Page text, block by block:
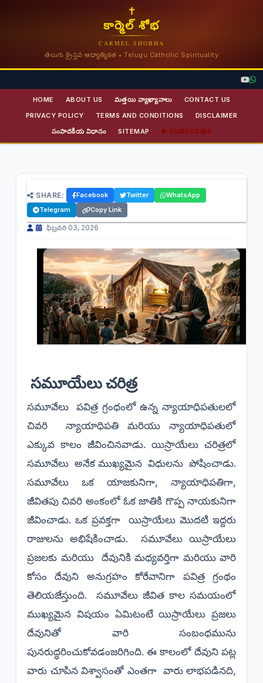
✝
కార్మెల్ శోభ
CARMEL SHOBHA
తెలుగు క్రైస్తవ ఆధ్యాత్మికత • Telugu Catholic Spirituality
HOME ABOUT US మత్తయి వ్యాఖ్యానాలు
CONTACT US
PRIVACY POLICY
TERMS AND CONDITIONS
DISCLAIMER
సంపాదకీయ విధానం
SITEMAP ▶ SUBSCRIBE
సమూయేలు జీవిత చరిత్ర | ప్రవక్త,
న్యాయాధిపతి జీవితం | కార్మెల్ శోభ
ఫిబ్రవరి 03, 2026
సమూయేలు చరిత్ర
సమూవేలు పవిత్ర గ్రంధంలో ఉన్న న్యాయాధిపతులలో
చివరి న్యాయాధిపతి మరియు న్యాయాధిపతులో
ఎక్కువ కాలం జీవించినవాడు. యిస్రాయేలు చరిత్రలో
సమూవేలు అనేక ముఖ్యమైన విధులను పోషించాడు.
సమూవేలు ఒక యాజకునిగా, న్యాయాధిపతిగా,
జీవితపు చివరి అంకంలో ఓక జాతికి గొప్ప నాయకునిగా
జీవించాడు. ఒక ప్రవక్తగా యిస్రాయేలు మొదటి ఇద్దరు
రాజులను అభిషేకించాడు. సమూవేలు యిస్రాయేలు
ప్రజలకు మరియు దేవునికి మధ్యవర్తిగా మరియు వారి
కోసం దేవుని అనుగ్రహం కోరేవానిగా పవిత్ర గ్రంథం
తెలియజేస్తుంది. సమూవేలు జీవిత కాల సమయంలో
ముఖ్యమైన విషయం ఏమిటంటే యిస్రాయేలు ప్రజలు
దేవునితో వారి సంబంధమును
పునరుద్ధరించుకోవడంజరిగింది. ఈ కాలంలో దేవుని పట్ల
వారు చూపిన విశ్వాసంతో ఎంతగా వారు లాభపడినది,
SHARE: Facebook Twitter
WhatsApp
Telegram
Copy Link